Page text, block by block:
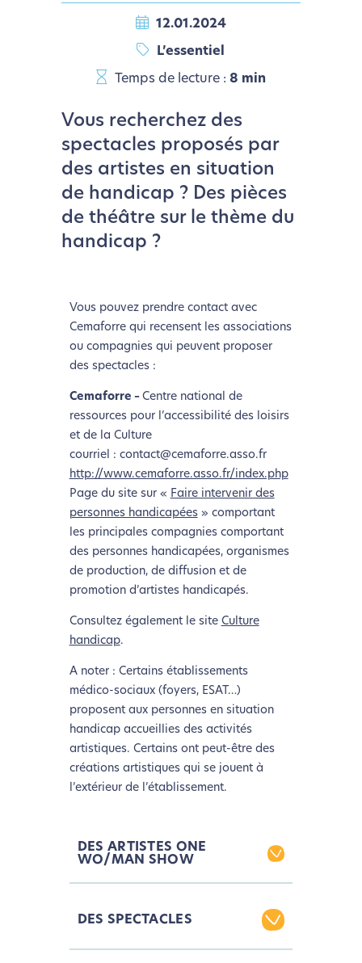
12.01.2024
L’essentiel
Temps de lecture : 8 min
Vous recherchez des
spectacles proposés par
des artistes en situation
de handicap ? Des pièces
de théâtre sur le thème du
handicap ?
Vous pouvez prendre contact avec
Cemaforre qui recensent les associations
ou compagnies qui peuvent proposer
des spectacles :
Cemaforre – Centre national de
ressources pour l’accessibilité des loisirs
et de la Culture
courriel : contact@cemaforre.asso.fr
http://www.cemaforre.asso.fr/index.php
Page du site sur « Faire intervenir des
personnes handicapées» comportant
les principales compagnies comportant
des personnes handicapées, organismes
de production, de diffusion et de
promotion d’artistes handicapés.
Consultez également le site Culture
handicap.
A noter : Certains établissements
médico-sociaux (foyers, ESAT…)
proposent aux personnes en situation
handicap accueillies des activités
artistiques. Certains ont peut-être des
créations artistiques qui se jouent à
l’extérieur de l’établissement.
DES ARTISTES ONE
WO/MAN SHOW
Brakel(comédien atteint d'une
DES SPECTACLES